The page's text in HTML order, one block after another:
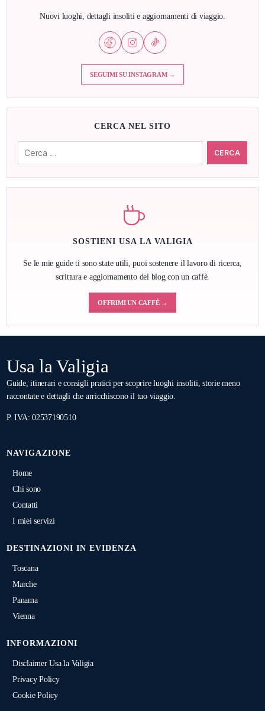
Nuovi luoghi, dettagli insoliti e aggiornamenti di viaggio.
SEGUIMI SU INSTAGRAM →
CERCA NEL SITO
SOSTIENI USA LA VALIGIA
Se le mie guide ti sono state utili, puoi sostenere il lavoro di ricerca,
scrittura e aggiornamento del blog con un caffè.
OFFRIMI UN CAFFÈ →
Usa la Valigia
Guide, itinerari e consigli pratici per scoprire luoghi insoliti, storie meno
raccontate e dettagli che arricchiscono il tuo viaggio.
P. IVA: 02537190510
NAVIGAZIONE
Home
Chi sono
Contatti
I miei servizi
DESTINAZIONI IN EVIDENZA
Toscana
Marche
Panama
Vienna
INFORMAZIONI
Disclaimer Usa la Valigia
Privacy Policy
Cookie Policy